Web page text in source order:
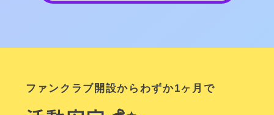
ファンクラブ開設からわずか1ヶ月で